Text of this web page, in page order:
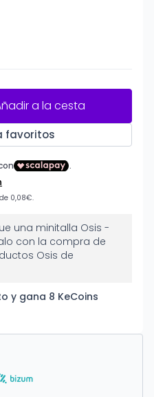
a la cesta
favoritos
una minitalla Osis -
con la compra de
Osis de
y gana 8 KeCoins